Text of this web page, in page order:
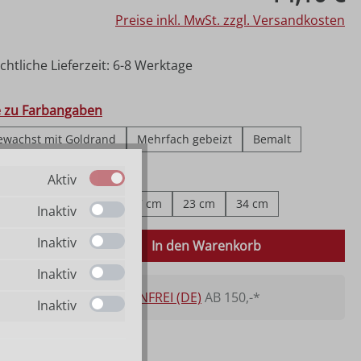
Preise inkl. MwSt. zzgl. Versandkosten
Lieferzeit: 6-8 Werktage
zu Farbangaben
mit Goldrand Mehrfach gebeizt Bemalt
zu Größenangaben
8 cm 11 cm 17 cm 23 cm 34 cm
Anzahl: Gib den gewünschten Wert
In den Warenkorb
VERSANDKOSTENFREI (DE) AB 150,-*
Aktiv
Inaktiv
Inaktiv
Inaktiv
Inaktiv